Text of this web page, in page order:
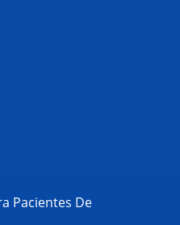
Pacientes De